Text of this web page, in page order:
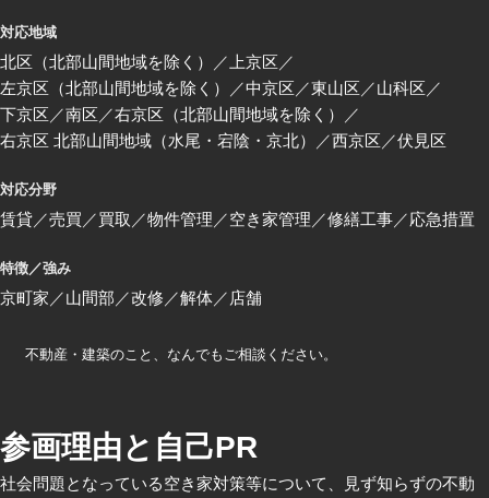
対応地域
北区（北部山間地域を除く）
上京区
左京区（北部山間地域を除く）
中京区 東山区
山科区
下京区
南区
右京区（北部山間地域を除く）
右京区 北部山間地域（水尾・宕陰・京北）
西京区 伏見区
対応分野
賃貸 売買 買取 物件管理 空き家管理 修繕工事 応急措置
特徴／強み
京町家 山間部 改修 解体 店舗
不動産・建築のこと、なんでもご相談ください。
参画理由と自己PR
社会問題となっている空き家対策等について、見ず知らずの不動